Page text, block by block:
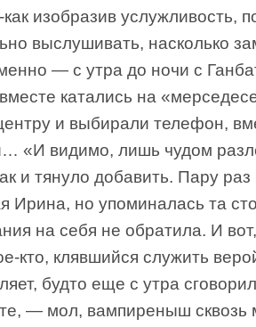
изобразив услужливость,
выслушивать, насколько
— с утра до ночи с
катались на
и выбирали телефон,
«И видимо, лишь чудом
и тянуло добавить. Пару
Ирина, но упоминалась та
на себя не обратила. И
кто, клявшийся служить
будто еще с утра
— мол, вампиреныш сквозь